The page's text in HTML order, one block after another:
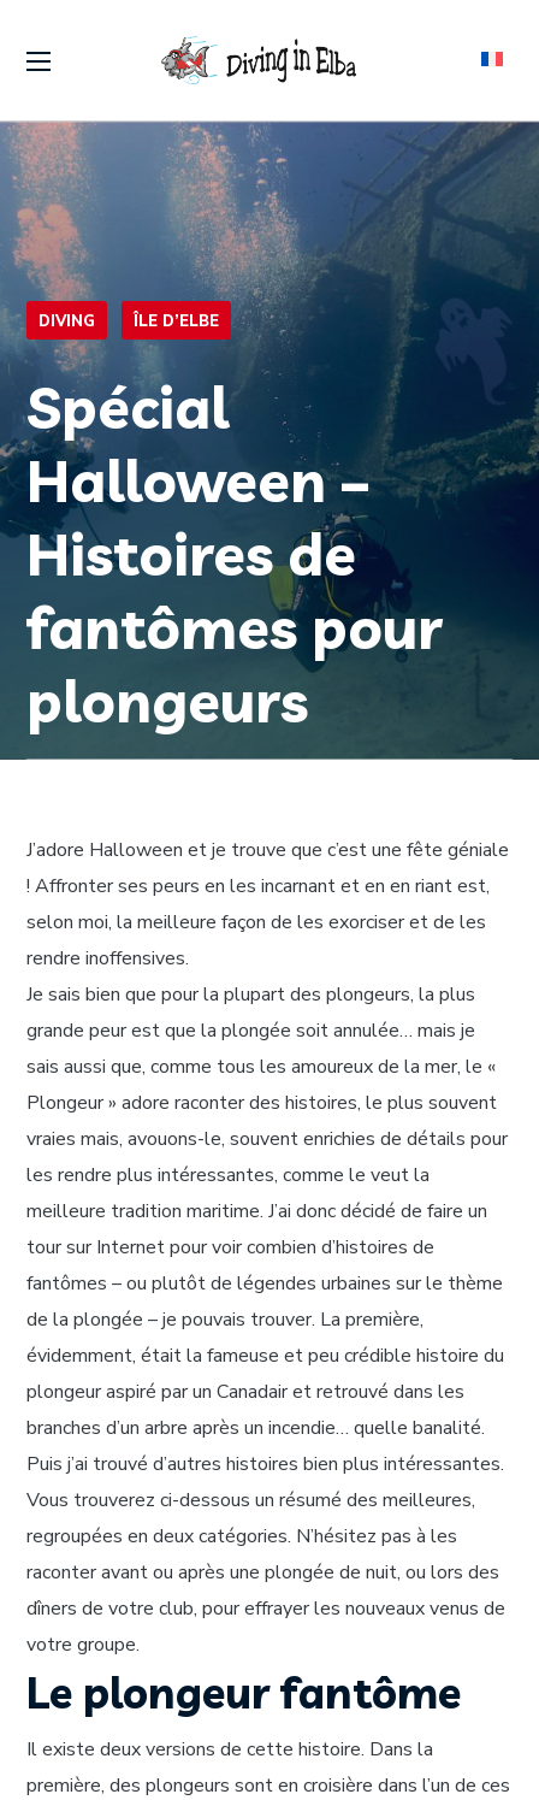
DIVING ÎLE D’ELBE
Spécial
Halloween –
Histoires de
fantômes pour
plongeurs
J’adore Halloween et je trouve que c’est une fête géniale
! Affronter ses peurs en les incarnant et en en riant est,
selon moi, la meilleure façon de les exorciser et de les
rendre inoffensives.
Je sais bien que pour la plupart des plongeurs, la plus
grande peur est que la plongée soit annulée… mais je
sais aussi que, comme tous les amoureux de la mer, le «
Plongeur » adore raconter des histoires, le plus souvent
vraies mais, avouons-le, souvent enrichies de détails pour
les rendre plus intéressantes, comme le veut la
meilleure tradition maritime. J’ai donc décidé de faire un
tour sur Internet pour voir combien d’histoires de
fantômes – ou plutôt de légendes urbaines sur le thème
de la plongée – je pouvais trouver. La première,
évidemment, était la fameuse et peu crédible histoire du
plongeur aspiré par un Canadair et retrouvé dans les
branches d’un arbre après un incendie… quelle banalité.
Puis j’ai trouvé d’autres histoires bien plus intéressantes.
Vous trouverez ci-dessous un résumé des meilleures,
regroupées en deux catégories. N’hésitez pas à les
raconter avant ou après une plongée de nuit, ou lors des
dîners de votre club, pour effrayer les nouveaux venus de
votre groupe.
Le plongeur fantôme
Il existe deux versions de cette histoire. Dans la
première, des plongeurs sont en croisière dans l’un de ces